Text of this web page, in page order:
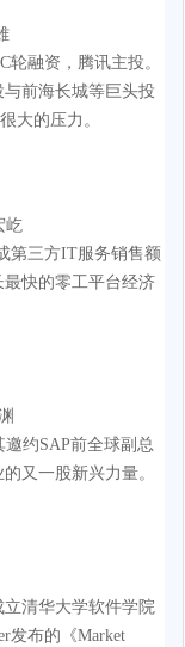
轮融资，腾讯主投。
前海长城等巨头投
大的压力。
屹
第三方IT服务销售额
快的零工平台经济
约SAP前全球副总
又一股新兴力量。
立清华大学软件学院
发布的《Market